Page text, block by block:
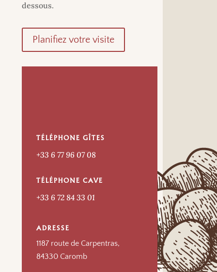
dessous.
Planifiez votre visite
TÉLÉPHONE GÎTES
+33 6 77 96 07 08
TÉLÉPHONE CAVE
+33 6 72 84 33 01
ADRESSE
1187 route de Carpentras,
84330 Caromb